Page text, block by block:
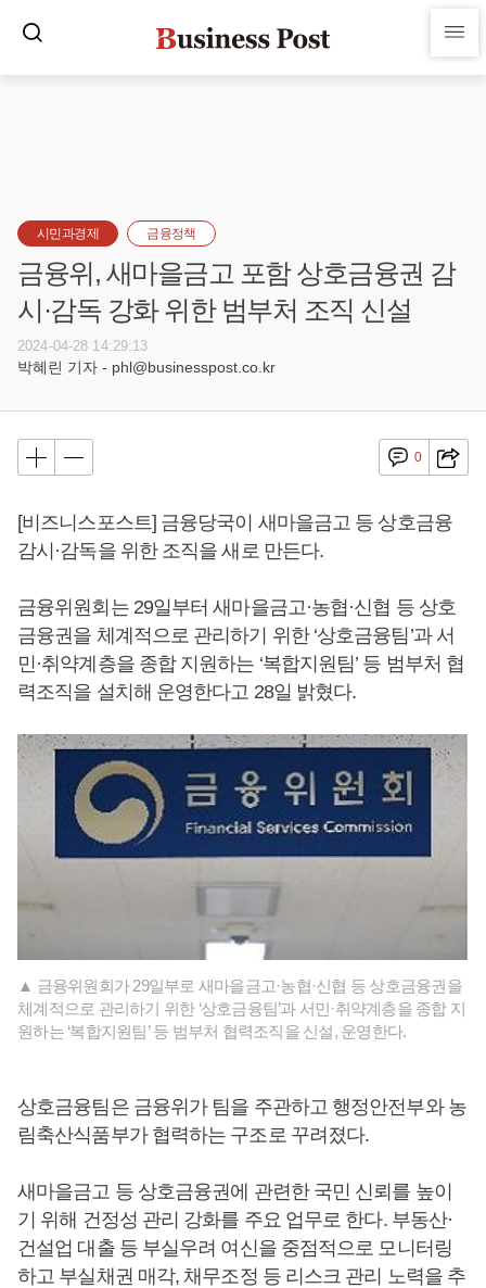
시민과경제 금융정책
금융위, 새마을금고 포함 상호금융권 감
시·감독 강화 위한 범부처 조직 신설
2024-04-28 14:29:13
박혜린 기자 - phl@businesspost.co.kr
0
[비즈니스포스트] 금융당국이 새마을금고 등 상호금융
감시·감독을 위한 조직을 새로 만든다.
금융위원회는 29일부터 새마을금고·농협·신협 등 상호
금융권을 체계적으로 관리하기 위한 ‘상호금융팀’과 서
민·취약계층을 종합 지원하는 ‘복합지원팀’ 등 범부처 협
력조직을 설치해 운영한다고 28일 밝혔다.
▲ 금융위원회가 29일부로 새마을금고·농협·신협 등 상호금융권을
체계적으로 관리하기 위한 ‘상호금융팀’과 서민·취약계층을 종합 지
원하는 ‘복합지원팀’ 등 범부처 협력조직을 신설, 운영한다.
상호금융팀은 금융위가 팀을 주관하고 행정안전부와 농
림축산식품부가 협력하는 구조로 꾸려졌다.
새마을금고 등 상호금융권에 관련한 국민 신뢰를 높이
기 위해 건정성 관리 강화를 주요 업무로 한다. 부동산·
건설업 대출 등 부실우려 여신을 중점적으로 모니터링
하고 부실채권 매각, 채무조정 등 리스크 관리 노력을 추